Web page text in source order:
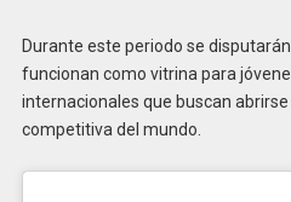
Durante este periodo se
funcionan como vitrina para
internacionales que buscan
competitiva del mundo.